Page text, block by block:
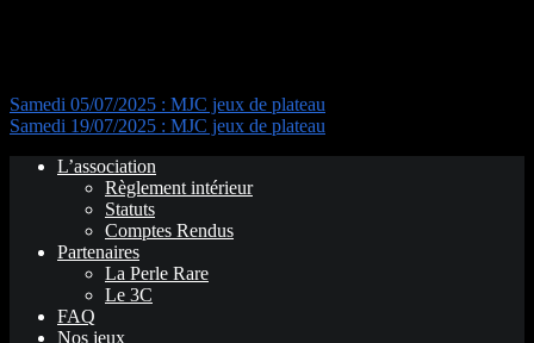
Samedi 05/07/2025 : MJC jeux de plateau
Samedi 19/07/2025 : MJC jeux de plateau
L’association
Règlement intérieur
Statuts
Comptes Rendus
Partenaires
La Perle Rare
Le 3C
FAQ
Nos jeux